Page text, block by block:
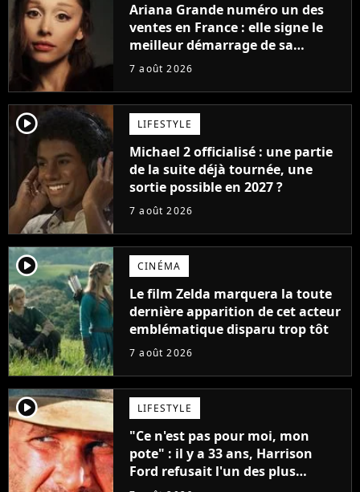
Ariana Grande numéro un des
ventes en France : elle signe le
meilleur démarrage de sa
carrière avec son album Petal
7 août 2026
player2 LIFESTYLE
Michael 2 officialisé : une partie
de la suite déjà tournée, une
sortie possible en 2027 ?
7 août 2026
player2 CINÉMA
Le film Zelda marquera la toute
dernière apparition de cet acteur
emblématique disparu trop tôt
7 août 2026
player2 LIFESTYLE
"Ce n'est pas pour moi, mon
pote" : il y a 33 ans, Harrison
Ford refusait l'un des plus